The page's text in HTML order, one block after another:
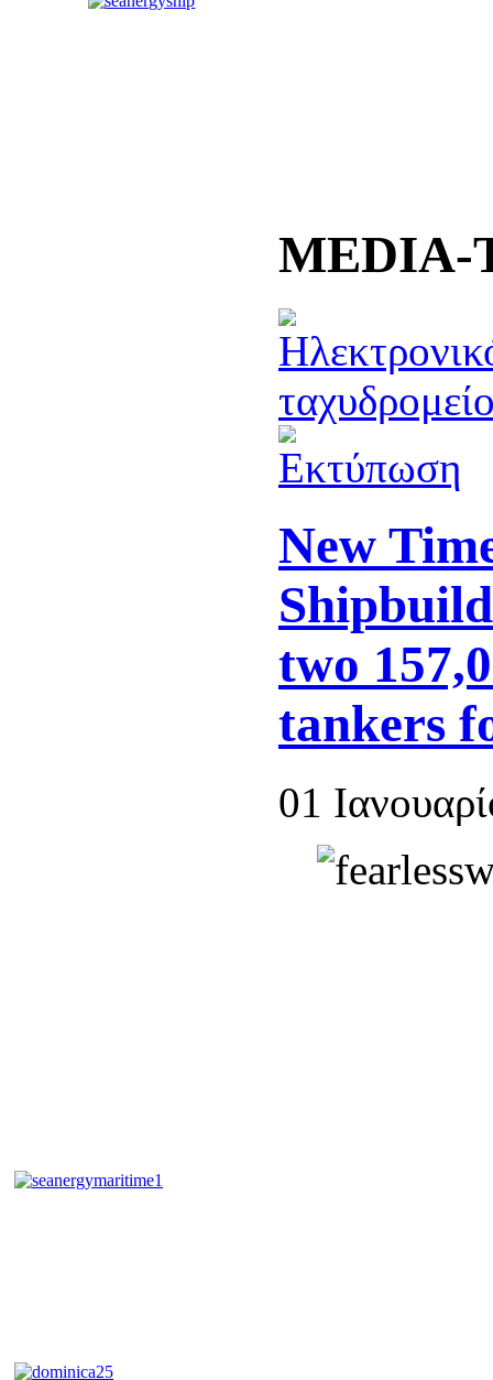
MEDIA-
New
two
tankers
01